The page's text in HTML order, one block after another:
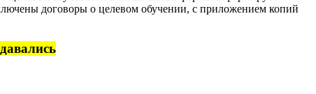
договоры о целевом обучении, с приложением копий